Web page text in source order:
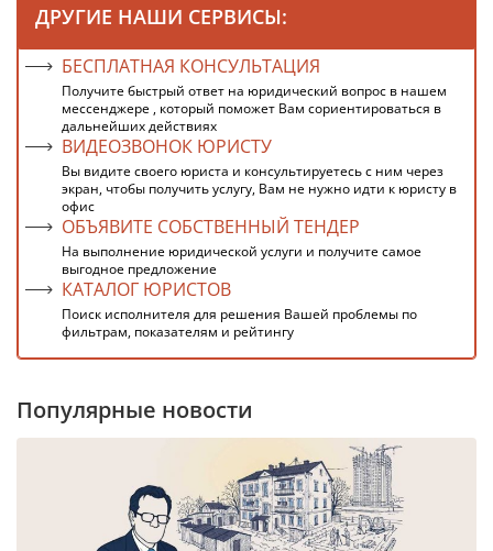
ДРУГИЕ НАШИ СЕРВИСЫ:
БЕСПЛАТНАЯ КОНСУЛЬТАЦИЯ
Получите быстрый ответ на юридический вопрос в нашем
мессенджере , который поможет Вам сориентироваться в
дальнейших действиях
ВИДЕОЗВОНОК ЮРИСТУ
Вы видите своего юриста и консультируетесь с ним через
экран, чтобы получить услугу, Вам не нужно идти к юристу в
офис
ОБЪЯВИТЕ СОБСТВЕННЫЙ ТЕНДЕР
На выполнение юридической услуги и получите самое
выгодное предложение
КАТАЛОГ ЮРИСТОВ
Поиск исполнителя для решения Вашей проблемы по
фильтрам, показателям и рейтингу
Популярные новости